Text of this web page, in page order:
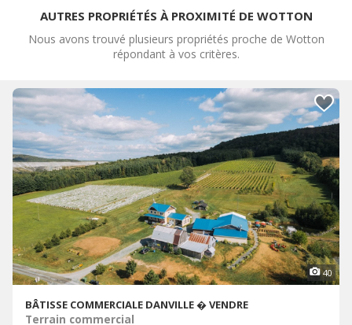
AUTRES PROPRIÉTÉS À PROXIMITÉ DE WOTTON
Nous avons trouvé plusieurs propriétés proche de Wotton
répondant à vos critères.
40
BÂTISSE COMMERCIALE DANVILLE � VENDRE
Terrain commercial